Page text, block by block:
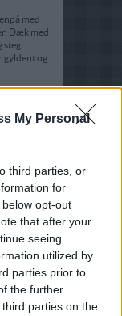
My Personal
third parties, or
for
opt-out
that after your
seeing
utilized by
parties prior to
the further
parties on the
med
Dæk med
steg
gyldent og